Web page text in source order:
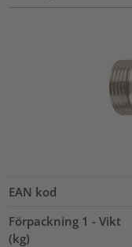
EAN kod
Förpackning 1 - Vikt
(kg)